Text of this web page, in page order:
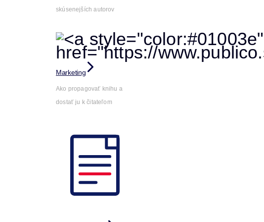
skúsenejších autorov
Marketing
Ako propagovať knihu a
dostať ju k čitateľom